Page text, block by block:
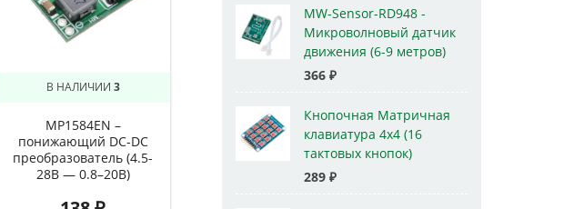
В НАЛИЧИИ 3
MP1584EN –
понижающий DC-DC
преобразователь (4.5-
28В — 0.8–20В)
MW-Sensor-RD948 -
Микроволновый датчик
движения (6-9 метров)
366 ₽
Кнопочная Матричная
клавиатура 4x4 (16
тактовых кнопок)
289 ₽